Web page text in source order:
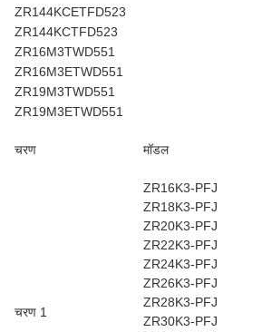
ZR144KCETFD523
ZR144KCTFD523
ZR16M3TWD551
ZR16M3ETWD551
ZR19M3TWD551
ZR19M3ETWD551
चरण मॉडल
चरण 1
ZR16K3-PFJ
ZR18K3-PFJ
ZR20K3-PFJ
ZR22K3-PFJ
ZR24K3-PFJ
ZR26K3-PFJ
ZR28K3-PFJ
ZR30K3-PFJ